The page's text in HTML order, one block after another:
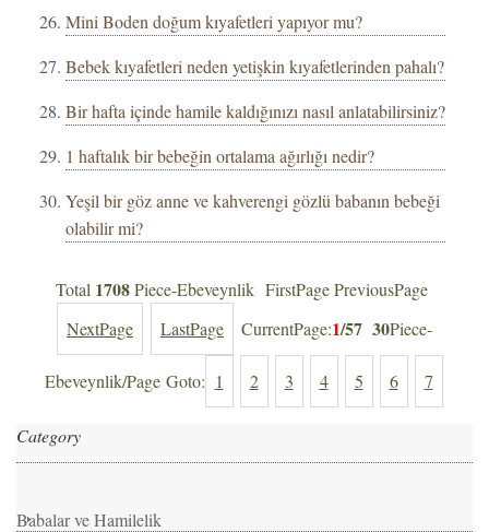
Mini Boden doğum kıyafetleri yapıyor mu?
Bebek kıyafetleri neden yetişkin kıyafetlerinden pahalı?
Bir hafta içinde hamile kaldığınızı nasıl anlatabilirsiniz?
1 haftalık bir bebeğin ortalama ağırlığı nedir?
Yeşil bir göz anne ve kahverengi gözlü babanın bebeği
olabilir mi?
Total 1708Piece-Ebeveynlik FirstPage PreviousPage
NextPage
LastPage CurrentPage:1/57 30Piece-
Ebeveynlik/Page Goto: 1 2 3 4 5 6 7
Category
Babalar ve Hamilelik